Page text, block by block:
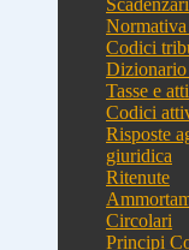
Codici
Tasse e
Codici
Risposte
giuridica
Ritenute
Circolari
Principi